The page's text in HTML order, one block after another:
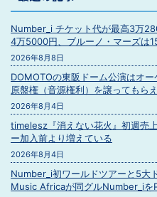
Number_i チケット代が最高3万
4万5000円、ブルーノ・マーズは
2026年8月8日
DOMOTOの東阪ドーム公演はオ
原盤権（音源権利）を譲ってもら
2026年8月4日
timelesz『消えない花火』初週売
ー加入前より増えている
2026年8月4日
Number_i初ワールドツアーと5大
Music Africaが同グルNumber_iを